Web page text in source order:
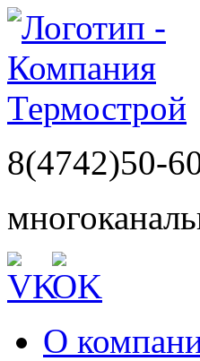
8(4742)50-
О